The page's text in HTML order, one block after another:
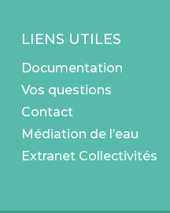
LIENS UTILES
Documentation
Vos questions
Contact
Médiation de l’eau
Extranet Collectivités